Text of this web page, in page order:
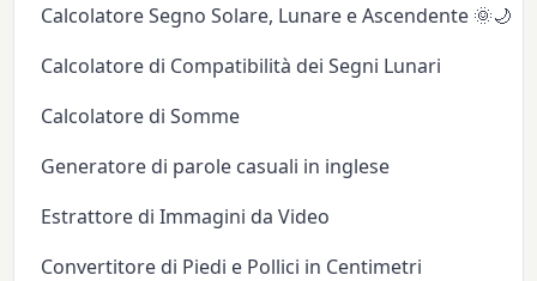
Calcolatore Segno Solare, Lunare e Ascendente 🌞🌙✨
Calcolatore di Compatibilità dei Segni Lunari
Calcolatore di Somme
Generatore di parole casuali in inglese
Estrattore di Immagini da Video
Convertitore di Piedi e Pollici in Centimetri